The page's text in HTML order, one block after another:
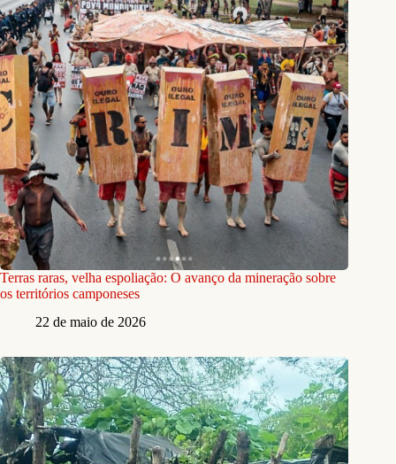
Terras raras, velha espoliação: O avanço da mineração sobre
os territórios camponeses
22 de maio de 2026